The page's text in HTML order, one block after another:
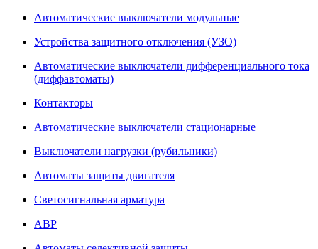
Автоматические выключатели модульные
Устройства защитного отключения (УЗО)
Автоматические выключатели дифференциального тока
(диффавтоматы)
Контакторы
Автоматические выключатели стационарные
Выключатели нагрузки (рубильники)
Автоматы защиты двигателя
Светосигнальная арматура
АВР